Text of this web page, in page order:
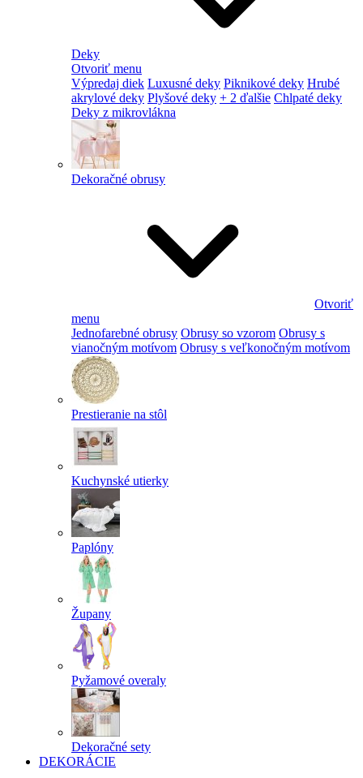
Deky
Otvoriť menu
Výpredaj diek Luxusné deky Piknikové deky Hrubé
akrylové deky Plyšové deky + 2 ďalšie Chlpaté deky
Deky z mikrovlákna
Dekoračné obrusy
Otvoriť
menu
Jednofarebné obrusy Obrusy so vzorom Obrusy s
vianočným motívom Obrusy s veľkonočným motívom
Prestieranie na stôl
Kuchynské utierky
Paplóny
Župany
Pyžamové overaly
Dekoračné sety
DEKORÁCIE